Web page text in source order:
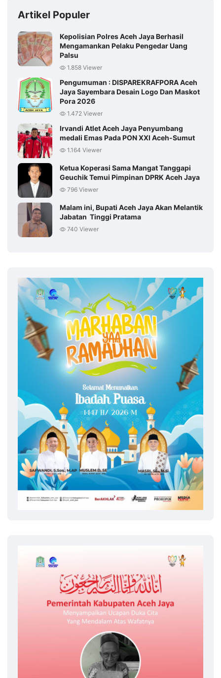
Artikel Populer
Kepolisian Polres Aceh Jaya Berhasil
Mengamankan Pelaku Pengedar Uang
Palsu
1.858 Viewer
Pengumuman : DISPAREKRAFPORA Aceh
Jaya Sayembara Desain Logo Dan Maskot
Pora 2026
1.472 Viewer
Irvandi Atlet Aceh Jaya Penyumbang
medali Emas Pada PON XXI Aceh-Sumut
1.164 Viewer
Ketua Koperasi Sama Mangat Tanggapi
Geuchik Temui Pimpinan DPRK Aceh Jaya
796 Viewer
Malam ini, Bupati Aceh Jaya Akan Melantik
Jabatan Tinggi Pratama
740 Viewer